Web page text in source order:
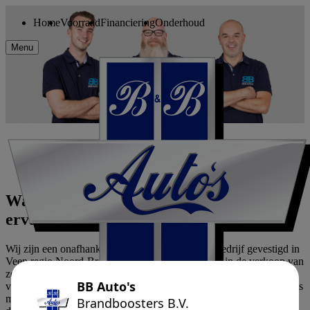
HomeVoorraadFinancieringOnderhoud
Menu
Waar passie en
ervaring elkaar ontmoeten
Wij zijn een onafhankelijk Bovag gecertificeerd bedrijf gevestigd in
Veen regio Noord-Brabant en zijn gespecialiseerd in de verkoop van
zeer jonge tot bijna nieuwe auto’s in diverse merken met meestal
volledige fabrieksgarantie. Ons
doel is autoverkoop van jonge auto's
met lage kilometerstanden zodat u de zekerheid hebt van een auto